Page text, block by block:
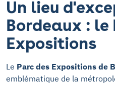
Un lieu
Bordeaux : le
Expositions
Le Parc des Expositions de
emblématique de la